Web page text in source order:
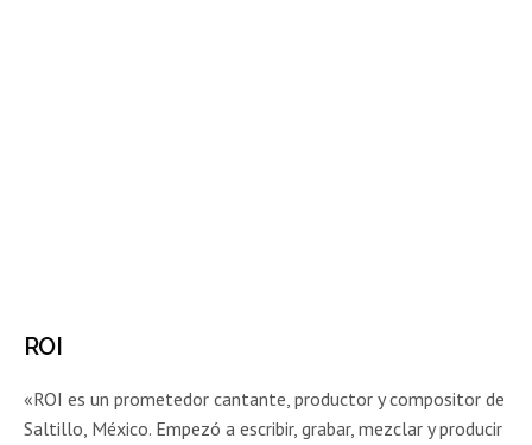
ROI
«ROI es un prometedor cantante, productor y compositor de
Saltillo, México. Empezó a escribir, grabar, mezclar y producir